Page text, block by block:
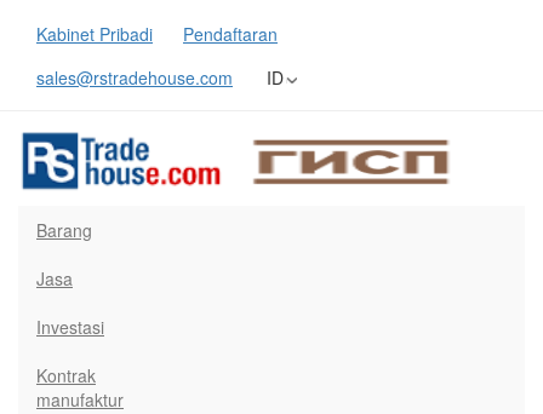
Kabinet Pribadi
Pendaftaran
sales@rstradehouse.com
ID
Barang
Jasa
Investasi
Kontrak
manufaktur